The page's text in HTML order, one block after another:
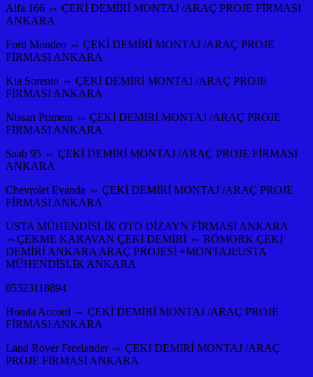
Alfa 166 ⇔ ÇEKİ DEMİRİ MONTAJ /ARAÇ PROJE FİRMASI
ANKARA
Ford Mondeo ⇔ ÇEKİ DEMİRİ MONTAJ /ARAÇ PROJE
FİRMASI ANKARA
Kia Sorento ⇔ ÇEKİ DEMİRİ MONTAJ /ARAÇ PROJE
FİRMASI ANKARA
Nissan Primera ⇔ ÇEKİ DEMİRİ MONTAJ /ARAÇ PROJE
FİRMASI ANKARA
Saab 95 ⇔ ÇEKİ DEMİRİ MONTAJ /ARAÇ PROJE FİRMASI
ANKARA
Chevrolet Evanda ⇔ ÇEKİ DEMİRİ MONTAJ /ARAÇ PROJE
FİRMASI ANKARA
USTA MÜHENDİSLİK OTO DİZAYN FİRMASI ANKARA
⇔ÇEKME KARAVAN ÇEKİ DEMİRİ ⇔ RÖMORK ÇEKİ
DEMİRİ ANKARA ARAÇ PROJESİ +MONTAJI:USTA
MÜHENDİSLİK ANKARA
05323118894
Honda Accord ⇔ ÇEKİ DEMİRİ MONTAJ /ARAÇ PROJE
FİRMASI ANKARA
Land Rover Freelander ⇔ ÇEKİ DEMİRİ MONTAJ /ARAÇ
PROJE FİRMASI ANKARA